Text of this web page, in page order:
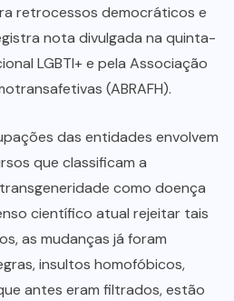
retrocessos democráticos e
nota divulgada na quinta-
LGBTI+ e pela Associação
(ABRAFH).
das entidades envolvem
que classificam a
como doença
científico atual rejeitar tais
as mudanças já foram
insultos homofóbicos,
antes eram filtrados, estão